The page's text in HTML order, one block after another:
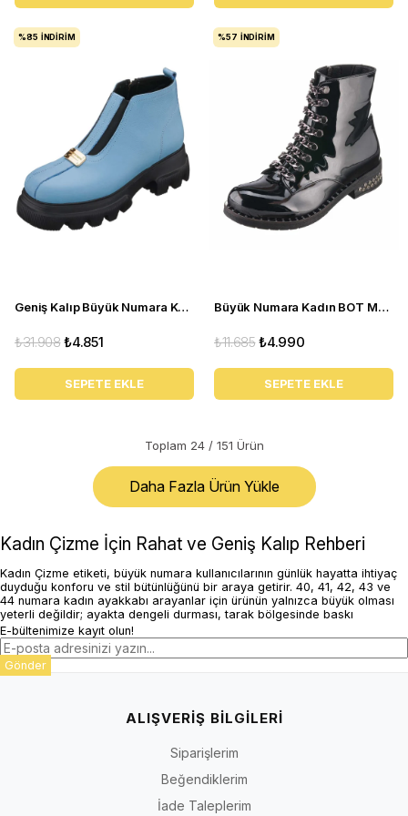
Geniş Kalıp Büyük Numara Kadın BOT GS1313 Bebe Mavi
₺4.851
₺31.908
SEPETE EKLE
%85 İNDIRIM
Büyük Numara Kadın BOT MF1720 siyah rugan
₺4.990
₺11.685
SEPETE EKLE
%57 İNDIRIM
Toplam 24/ 151 Ürün
Daha Fazla Ürün Yükle
Kadın Çizme İçin Rahat ve Geniş Kalıp Rehberi
Kadın Çizme etiketi, büyük numara kullanıcılarının günlük hayatta ihtiyaç
duyduğu konforu ve stil bütünlüğünü bir araya getirir. 40, 41, 42, 43 ve
44 numara kadın ayakkabı arayanlar için ürünün yalnızca büyük olması
yeterli değildir; ayakta dengeli durması, tarak bölgesinde baskı
yapmaması ve gün içinde güven vermesi gerekir. Geniş koleksiyon yapısı
sayesinde klasik, günlük, spor ve özel gün ihtiyaçlarına uygun çok sayıda
alternatif değerlendirilebilir.
Rahat ve geniş kalıp yapısı, taraklı veya güçlü ayak formunda baskı
hissini azaltmaya yardımcı olur. İriadam.com, büyük numara ayakkabıda
ve taban desteğiyle birlikte ele alır. El işçiliği dokunuşu, dikiş düzeninden
kalıp dengesine kadar üründe daha güven veren bir kullanım hissi
oluşturur. Bu yaklaşım, özellikle uzun süre ayakta kalan veya standart
kalıplarda rahatsızlık yaşayan kullanıcılar için daha dengeli bir deneyim
E-bültenimize kayıt olun!
Gönder
ALIŞVERİŞ BİLGİLERİ
Siparişlerim
Beğendiklerim
İade Taleplerim